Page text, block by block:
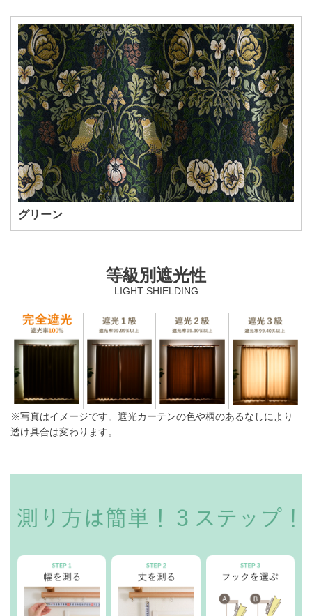
グリーン
等級別遮光性
LIGHT SHIELDING
※写真はイメージです。遮光カーテンの色や柄のあるなしにより
透け具合は変わります。